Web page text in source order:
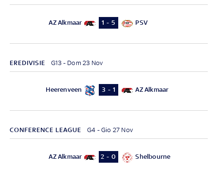
AZ Alkmaar 1 - 5 PSV
EREDIVISIE G13 - Dom 23 Nov
Heerenveen 3 - 1 AZ Alkmaar
CONFERENCE LEAGUE G4 - Gio 27 Nov
AZ Alkmaar 2 - 0 Shelbourne